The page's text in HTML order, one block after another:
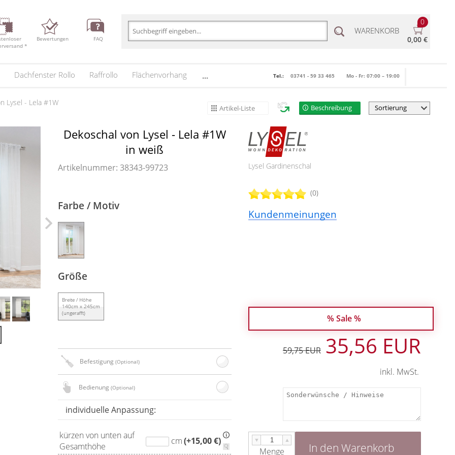
*
Bewertungen FAQ
0
WARENKORB
0,00 €
Dachfenster Rollo Raffrollo Flächenvorhang ... Tel.: 03741 - 59 33 465 Mo - Fr: 07:00 – 19:00
Lysel - Lela #1W
Artikel-Liste Beschreibung
Dekoschal von Lysel - Lela #1W
in weiß
Artikelnummer: 38343-99723
Farbe / Motiv
Größe
Breite / Höhe
140cm x 245cm
(ungerafft)
Befestigung (Optional)
Bedienung (Optional)
individuelle Anpassung:
kürzen von unten auf
Gesamthöhe
cm(+15,00 €)
Lysel Gardinenschal
(0)
Kundenmeinungen
% Sale %
59,75 EUR 35,56 EUR
inkl. MwSt.
▼ ▲
Menge In den Warenkorb